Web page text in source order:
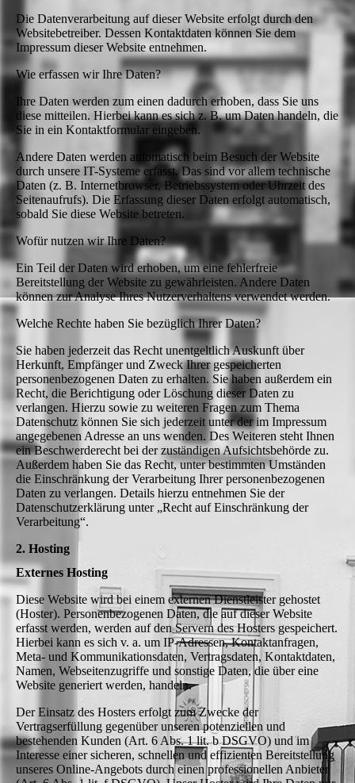
Die Datenverarbeitung auf dieser Website erfolgt durch den
Websitebetreiber. Dessen Kontaktdaten können Sie dem
Impressum dieser Website entnehmen.
Wie erfassen wir Ihre Daten?
Ihre Daten werden zum einen dadurch erhoben, dass Sie uns
diese mitteilen. Hierbei kann es sich z. B. um Daten handeln, die
Sie in ein Kontaktformular eingeben.
Andere Daten werden automatisch beim Besuch der Website
durch unsere IT-Systeme erfasst. Das sind vor allem technische
Daten (z. B. Internetbrowser, Betriebssystem oder Uhrzeit des
Seitenaufrufs). Die Erfassung dieser Daten erfolgt automatisch,
sobald Sie diese Website betreten.
Wofür nutzen wir Ihre Daten?
Ein Teil der Daten wird erhoben, um eine fehlerfreie
Bereitstellung der Website zu gewährleisten. Andere Daten
können zur Analyse Ihres Nutzerverhaltens verwendet werden.
Welche Rechte haben Sie bezüglich Ihrer Daten?
Sie haben jederzeit das Recht unentgeltlich Auskunft über
Herkunft, Empfänger und Zweck Ihrer gespeicherten
personenbezogenen Daten zu erhalten. Sie haben außerdem ein
Recht, die Berichtigung oder Löschung dieser Daten zu
verlangen. Hierzu sowie zu weiteren Fragen zum Thema
Datenschutz können Sie sich jederzeit unter der im Impressum
angegebenen Adresse an uns wenden. Des Weiteren steht Ihnen
ein Beschwerderecht bei der zuständigen Aufsichtsbehörde zu.
Außerdem haben Sie das Recht, unter bestimmten Umständen
die Einschränkung der Verarbeitung Ihrer personenbezogenen
Daten zu verlangen. Details hierzu entnehmen Sie der
Datenschutzerklärung unter „Recht auf Einschränkung der
Verarbeitung“.
2. Hosting
Externes Hosting
Diese Website wird bei einem externen Dienstleister gehostet
(Hoster). Personenbezogenen Daten, die auf dieser Website
erfasst werden, werden auf den Servern des Hosters gespeichert.
Hierbei kann es sich v. a. um IP-Adressen, Kontaktanfragen,
Meta- und Kommunikationsdaten, Vertragsdaten, Kontaktdaten,
Namen, Webseitenzugriffe und sonstige Daten, die über eine
Website generiert werden, handeln.
Der Einsatz des Hosters erfolgt zum Zwecke der
Vertragserfüllung gegenüber unseren potenziellen und
bestehenden Kunden (Art. 6 Abs. 1 lit. b DSGVO) und im
Interesse einer sicheren, schnellen und effizienten Bereitstellung
unseres Online-Angebots durch einen professionellen Anbieter